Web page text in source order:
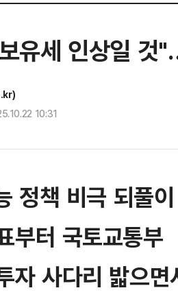
유세 인상일 것
10:31
정책 비극 되풀이
부터 국토교통부
자 사다리 밟으면